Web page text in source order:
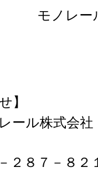
モノレー
】
ール株式会社
８７－８２